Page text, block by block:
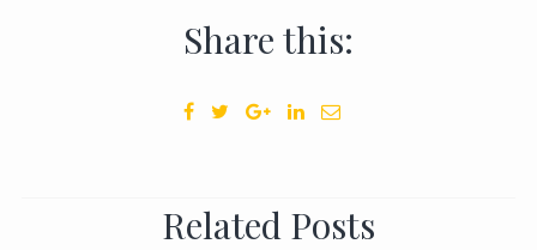
Share this:
Related Posts